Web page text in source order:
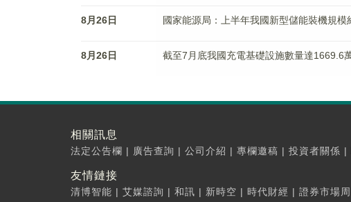
8月26日 國家能源局：上半年我國新型儲能裝機規
8月26日 截至7月底我國充電基礎設施數量達1669.6
相關訊息
法定公告欄 | 廣告查詢 | 公司介紹 | 專欄邀稿 | 投資者關係 |
友情鏈接
清博智能 | 艾媒諮詢 | 和訊 | 新時空 | 時代財經 | 證券市場周